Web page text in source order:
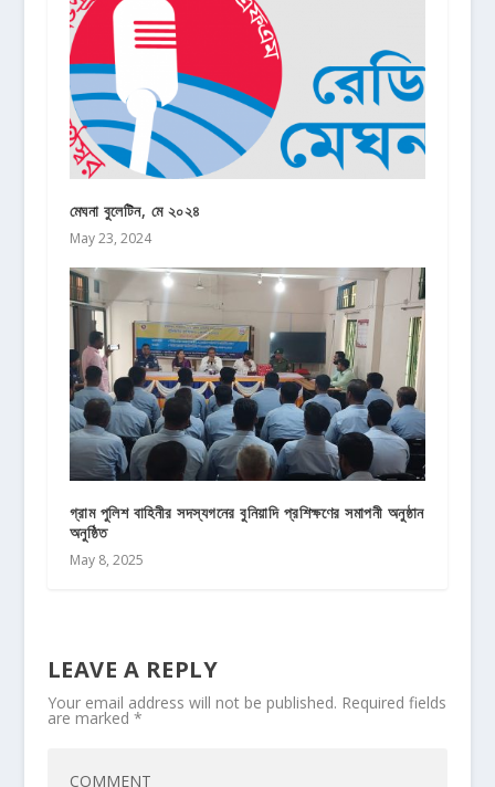
মেঘনা বুলেটিন, মে ২০২৪
May 23, 2024
গ্রাম পুলিশ বাহিনীর সদস্যগনের বুনিয়াদি প্রশিক্ষণের সমাপনী অনুষ্ঠান
অনুষ্ঠিত
May 8, 2025
LEAVE A REPLY
Your email address will not be published. Required fields
are marked *